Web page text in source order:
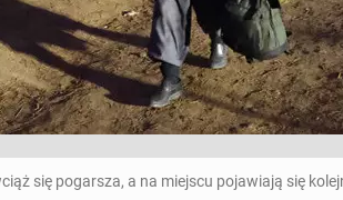
się pogarsza, a na miejscu pojawiają się